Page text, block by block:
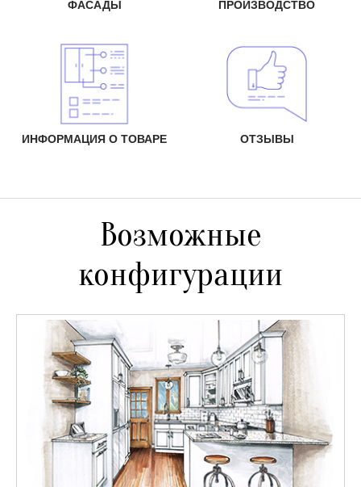
ФАСАДЫ ПРОИЗВОДСТВО
ИНФОРМАЦИЯ О ТОВАРЕ ОТЗЫВЫ
Возможные
конфигурации